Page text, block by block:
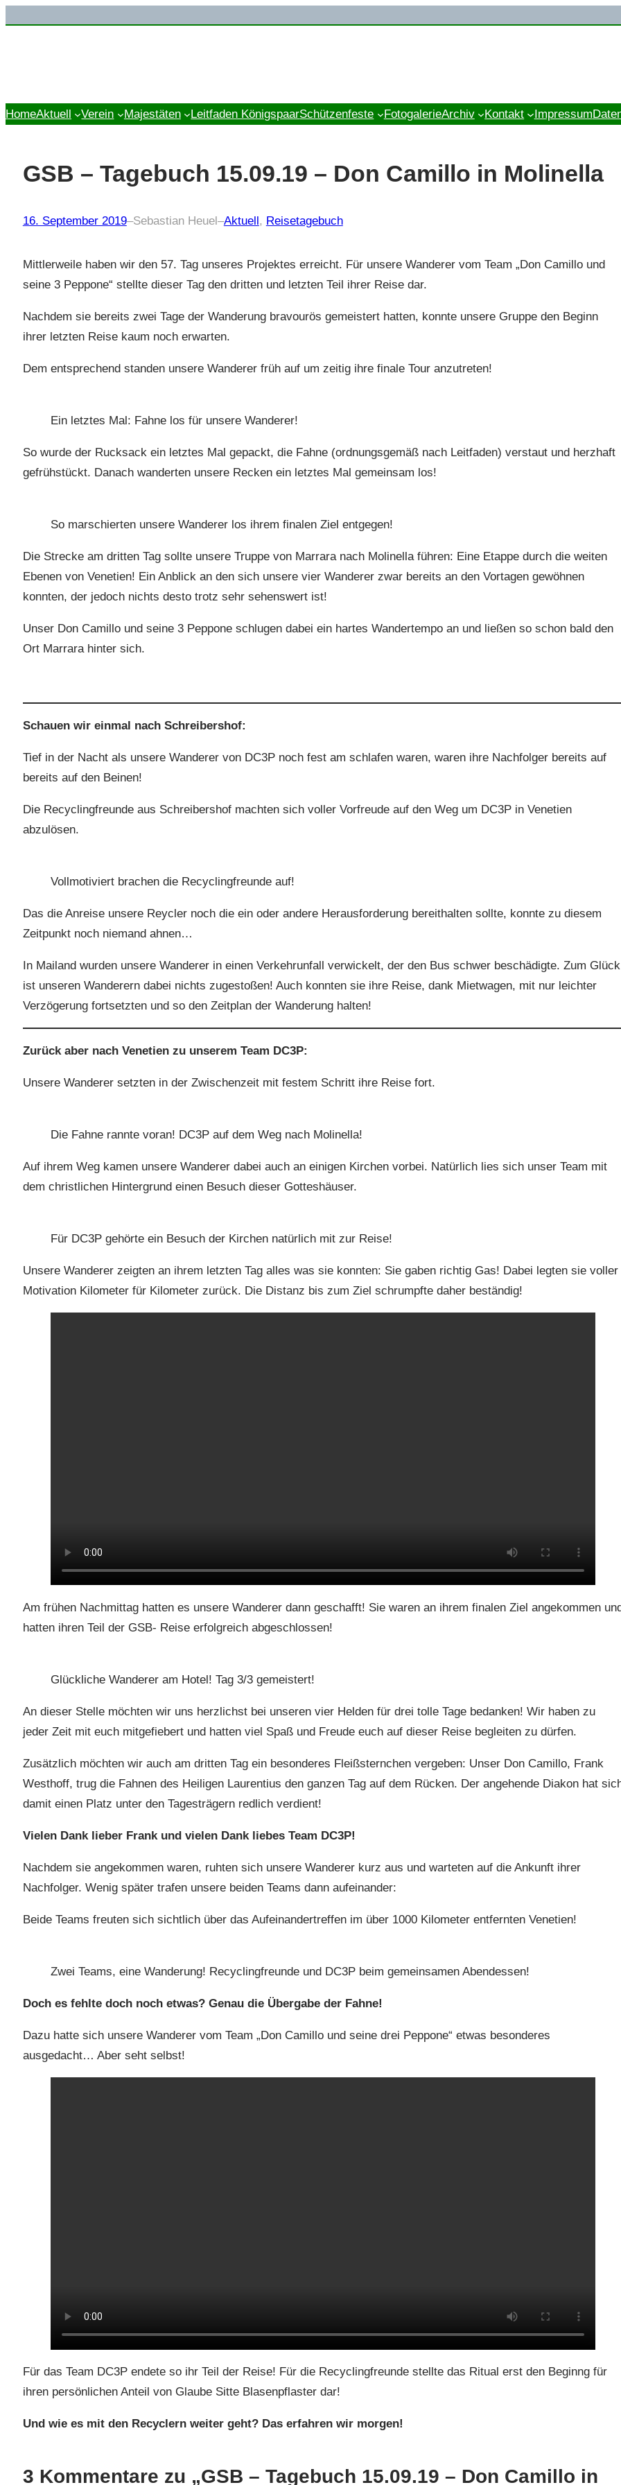
HomeAktuell Verein Majestäten Leitfaden KönigspaarSchützenfeste FotogalerieArchiv Kontakt Impressum
GSB – Tagebuch 15.09.19 – Don Camillo in Molinella
16. September 2019–Sebastian Heuel –Aktuell , Reisetagebuch
Mittlerweile haben wir den 57. Tag unseres Projektes erreicht. Für unsere Wanderer vom Team „Don Camillo und
seine 3 Peppone“ stellte dieser Tag den dritten und letzten Teil ihrer Reise dar.
Nachdem sie bereits zwei Tage der Wanderung bravourös gemeistert hatten, konnte unsere Gruppe den Beginn
ihrer letzten Reise kaum noch erwarten.
Dem entsprechend standen unsere Wanderer früh auf um zeitig ihre finale Tour anzutreten!
Ein letztes Mal: Fahne los für unsere Wanderer!
So wurde der Rucksack ein letztes Mal gepackt, die Fahne (ordnungsgemäß nach Leitfaden) verstaut und herzhaft
gefrühstückt. Danach wanderten unsere Recken ein letztes Mal gemeinsam los!
So marschierten unsere Wanderer los ihrem finalen Ziel entgegen!
Die Strecke am dritten Tag sollte unsere Truppe von Marrara nach Molinella führen: Eine Etappe durch die weiten
Ebenen von Venetien! Ein Anblick an den sich unsere vier Wanderer zwar bereits an den Vortagen gewöhnen
konnten, der jedoch nichts desto trotz sehr sehenswert ist!
Unser Don Camillo und seine 3 Peppone schlugen dabei ein hartes Wandertempo an und ließen so schon bald den
Ort Marrara hinter sich.
Schauen wir einmal nach Schreibershof:
Tief in der Nacht als unsere Wanderer von DC3P noch fest am schlafen waren, waren ihre Nachfolger bereits auf
bereits auf den Beinen!
Die Recyclingfreunde aus Schreibershof machten sich voller Vorfreude auf den Weg um DC3P in Venetien
abzulösen.
Vollmotiviert brachen die Recyclingfreunde auf!
Das die Anreise unsere Reycler noch die ein oder andere Herausforderung bereithalten sollte, konnte zu diesem
Zeitpunkt noch niemand ahnen…
In Mailand wurden unsere Wanderer in einen Verkehrunfall verwickelt, der den Bus schwer beschädigte. Zum Glück
ist unseren Wanderern dabei nichts zugestoßen! Auch konnten sie ihre Reise, dank Mietwagen, mit nur leichter
Verzögerung fortsetzten und so den Zeitplan der Wanderung halten!
Zurück aber nach Venetien zu unserem Team DC3P:
Unsere Wanderer setzten in der Zwischenzeit mit festem Schritt ihre Reise fort.
Die Fahne rannte voran! DC3P auf dem Weg nach Molinella!
Auf ihrem Weg kamen unsere Wanderer dabei auch an einigen Kirchen vorbei. Natürlich lies sich unser Team mit
dem christlichen Hintergrund einen Besuch dieser Gotteshäuser.
Für DC3P gehörte ein Besuch der Kirchen natürlich mit zur Reise!
Unsere Wanderer zeigten an ihrem letzten Tag alles was sie konnten: Sie gaben richtig Gas! Dabei legten sie voller
Motivation Kilometer für Kilometer zurück. Die Distanz bis zum Ziel schrumpfte daher beständig!
Am frühen Nachmittag hatten es unsere Wanderer dann geschafft! Sie waren an ihrem finalen Ziel angekommen
hatten ihren Teil der GSB- Reise erfolgreich abgeschlossen!
Glückliche Wanderer am Hotel! Tag 3/3 gemeistert!
An dieser Stelle möchten wir uns herzlichst bei unseren vier Helden für drei tolle Tage bedanken! Wir haben zu
jeder Zeit mit euch mitgefiebert und hatten viel Spaß und Freude euch auf dieser Reise begleiten zu dürfen.
Zusätzlich möchten wir auch am dritten Tag ein besonderes Fleißsternchen vergeben: Unser Don Camillo, Frank
Westhoff, trug die Fahnen des Heiligen Laurentius den ganzen Tag auf dem Rücken. Der angehende Diakon hat
damit einen Platz unter den Tagesträgern redlich verdient!
Vielen Dank lieber Frank und vielen Dank liebes Team DC3P!
Nachdem sie angekommen waren, ruhten sich unsere Wanderer kurz aus und warteten auf die Ankunft ihrer
Nachfolger. Wenig später trafen unsere beiden Teams dann aufeinander:
Beide Teams freuten sich sichtlich über das Aufeinandertreffen im über 1000 Kilometer entfernten Venetien!
Zwei Teams, eine Wanderung! Recyclingfreunde und DC3P beim gemeinsamen Abendessen!
Doch es fehlte doch noch etwas? Genau die Übergabe der Fahne!
Dazu hatte sich unsere Wanderer vom Team „Don Camillo und seine drei Peppone“ etwas besonderes
ausgedacht… Aber seht selbst!
Für das Team DC3P endete so ihr Teil der Reise! Für die Recyclingfreunde stellte das Ritual erst den Beginng für
ihren persönlichen Anteil von Glaube Sitte Blasenpflaster dar!
Und wie es mit den Recyclern weiter geht? Das erfahren wir morgen!
3 Kommentare zu „GSB – Tagebuch 15.09.19 – Don Camillo in